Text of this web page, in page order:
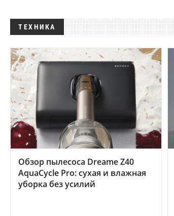
ТЕХНИКА
Обзор пылесоса Dreame Z40
AquaCycle Pro: сухая и влажная
уборка без усилий